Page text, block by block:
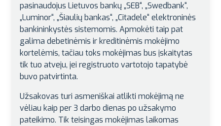
pasinaudojus Lietuvos bankų „SEB“, „Swedbank“,
„Luminor“, „Šiaulių bankas“, „Citadele“ elektroninės
bankininkystės sistemomis. Apmokėti taip pat
galima debetinėmis ir kreditinėmis mokėjimo
kortelėmis, tačiau toks mokėjimas bus įskaitytas
tik tuo atveju, jei registruoto vartotojo tapatybė
buvo patvirtinta.
Užsakovas turi asmeniškai atlikti mokėjimą ne
vėliau kaip per 3 darbo dienas po užsakymo
pateikimo. Tik teisingas mokėjimas laikomas